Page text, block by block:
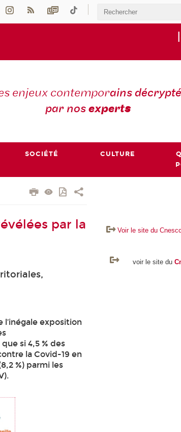
enjeux contemporains
par nosexperts
SOCIÉTÉ CULTURE
par la
exposition
si 4,5 % des
la Covid-19 en
%) parmi les
Voir le site du
voir le site du